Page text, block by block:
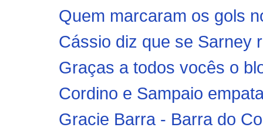
Quem marcaram os gols
Cássio diz que se Sarney
Graças a todos vocês o
Cordino e Sampaio
Gracie Barra - Barra do